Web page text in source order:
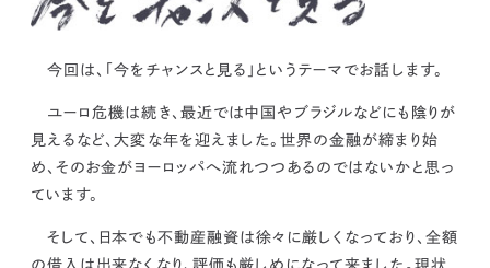
よくある質問・用語集
免責事項
asul
サイト
ーム
カスタマーハラスメントポリ
プライバシーポリシー
情報セキュリティ・DX方針及び戦略サイトマップ
今回は、「今をチャンスと見る」というテーマでお話します。
ユーロ危機は続き、最近では中国やブラジルなどにも陰りが
見えるなど、大変な年を迎えました。 世界の金融が締まり始
め、そのお金がヨーロッパへ流れつつあるのではないかと思っ
ています。
そして、 日本でも不動産融資は徐々に厳しくなっており、全額
の借入は出来なくなり、評価も厳しめになって来ました。 現状